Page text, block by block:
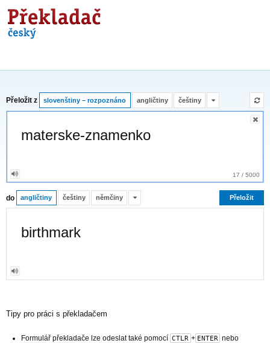
Překladač
Přeložit z slovenštiny – rozpoznáno angličtiny češtiny
17 / 5000
do angličtiny češtiny němčiny Přeložit
birthmark
Tipy pro práci s překladačem
Formulář překladače lze odeslat také pomocí CTLR + ENTER nebo